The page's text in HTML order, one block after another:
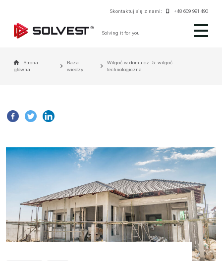
Skontaktuj się z nami: +48 609 991 490
Solving it for you
Strona
główna
Baza
wiedzy
Wilgoć w domu cz. 5: wilgoć
technologiczna